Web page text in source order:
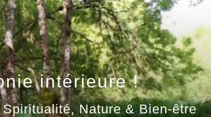
intérieure !
Nature & Bien-être